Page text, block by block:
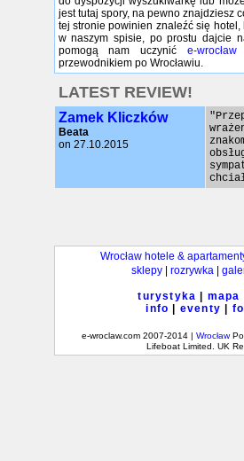
jest tutaj spory, na pewno znajdziesz
tej stronie powinien znaleźć się
w naszym spisie, po prostu dajcie
pomogą nam uczynić e-wrocław
przewodnikiem po Wrocławiu.
LATEST REVIEW!
Zamek Kliczków
Beata
on 27.10.2015
Wrocław hotele &
sklepy
rozrywka
turystyka mapa
info
eventy
e-wroclaw.com 2007-2014 | Wrocław
Lifeboat Limited. UK